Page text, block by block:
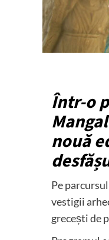
Într-o
nouă
Pe
vestigii
grecești de